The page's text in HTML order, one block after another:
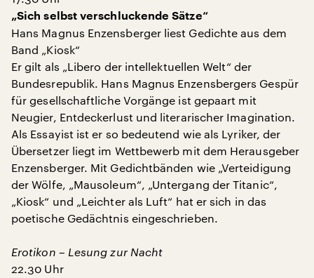
„Sich selbst verschluckende Sätze“
Hans Magnus Enzensberger liest Gedichte aus dem
Band „Kiosk“
Er gilt als „Libero der intellektuellen Welt“ der
Bundesrepublik. Hans Magnus Enzensbergers Gespür
für gesellschaftliche Vorgänge ist gepaart mit
Neugier, Entdeckerlust und literarischer Imagination.
Als Essayist ist er so bedeutend wie als Lyriker, der
Übersetzer liegt im Wettbewerb mit dem Herausgeber
Enzensberger. Mit Gedichtbänden wie „Verteidigung
der Wölfe, „Mausoleum“, „Untergang der Titanic“,
„Kiosk“ und „Leichter als Luft“ hat er sich in das
poetische Gedächtnis eingeschrieben.
Erotikon – Lesung zur Nacht
22.30 Uhr